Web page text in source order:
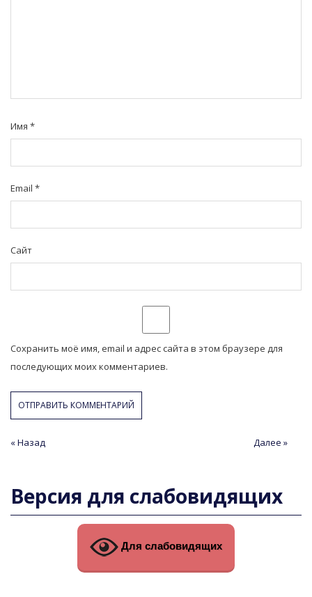
Имя *
Email *
Сайт
Сохранить моё имя, email и адрес сайта в этом браузере для
последующих моих комментариев.
Навигация
записям
« Назад Далее »
Версия для слабовидящих
Для слабовидящих